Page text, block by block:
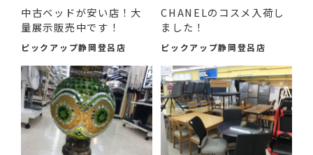
中古ベッドが安い店！大
量展示販売中です！
ピックアップ静岡登呂店
CHANELのコスメ入荷し
ました！
ピックアップ静岡登呂店